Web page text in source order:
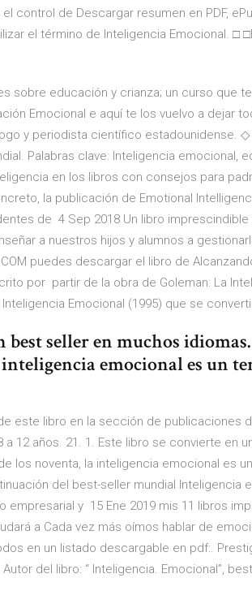
control de Descargar resumen en PDF,
el término de Inteligencia Emocional. □
sobre educación y crianza; un curso que
Emocional e aquí te los vuelvo a dejar
y periodista científico estadounidense. ◇
Palabras clave: Inteligencia emocional,
en los libros con consejos para
la publicación de Emotional
de 4 Sep 2018 Un libro
a nuestros hijos y alumnos a
puedes descargar el libro de
por partir de la obra de Goleman: La
Emocional (1995) que se
best seller en muchos
emocional es un
este libro en la sección de publicaciones
12 años. 21. 1. Este libro se convierte en
los noventa, la inteligencia emocional es
del best-seller mundial Inteligencia
empresarial y 15 Ene 2019 mis 11 libros
a Cada vez más oímos hablar de
en un listado descargable en pdf:.
del libro: “ Inteligencia. Emocional”,